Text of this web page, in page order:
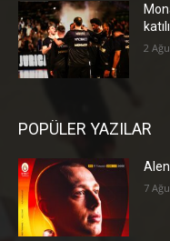
2
POPÜLER YAZILAR
7